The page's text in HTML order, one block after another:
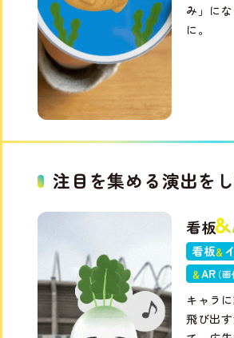
み」に
に。
注目を集める演出を
看板
看板＆
＆AR（画
キャラ
飛び出